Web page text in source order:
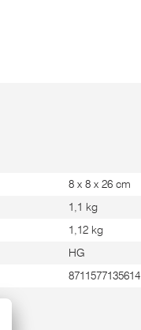
8 x 8 x 26 cm
1,1 kg
1,12 kg
HG
8711577135614